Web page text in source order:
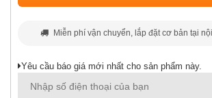
Miễn phí vận chuyển, lắp đặt cơ bản tại
Yêu cầu báo giá mới nhất cho sản phẩm này.